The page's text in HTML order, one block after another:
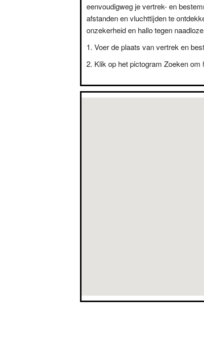
eenvoudigweg je vertrek- en
afstanden en vluchttijden te
onzekerheid en hallo tegen
Voer de plaats van vertrek en
Klik op het pictogram Zoeken om